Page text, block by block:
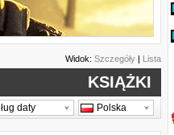
Widok: Szczegóły | Lista
KSIĄŻKI
daty Polska